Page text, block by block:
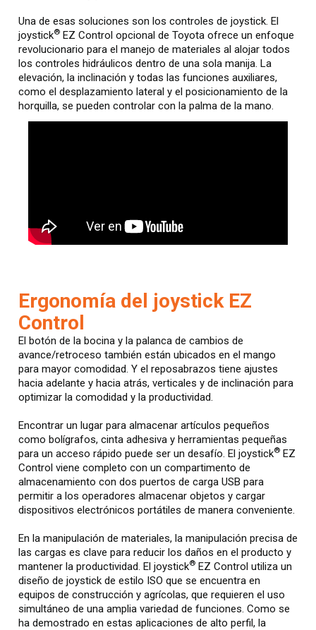
Una de esas soluciones son los controles de joystick. El
joystick® EZ Control opcional de Toyota ofrece un enfoque
revolucionario para el manejo de materiales al alojar todos
los controles hidráulicos dentro de una sola manija. La
elevación, la inclinación y todas las funciones auxiliares,
como el desplazamiento lateral y el posicionamiento de la
horquilla, se pueden controlar con la palma de la mano.
Ergonomía del joystick EZ
Control
El botón de la bocina y la palanca de cambios de
avance/retroceso también están ubicados en el mango
para mayor comodidad. Y el reposabrazos tiene ajustes
hacia adelante y hacia atrás, verticales y de inclinación para
optimizar la comodidad y la productividad.
Encontrar un lugar para almacenar artículos pequeños
como bolígrafos, cinta adhesiva y herramientas pequeñas
para un acceso rápido puede ser un desafío. El joystick® EZ
Control viene completo con un compartimento de
almacenamiento con dos puertos de carga USB para
permitir a los operadores almacenar objetos y cargar
dispositivos electrónicos portátiles de manera conveniente.
En la manipulación de materiales, la manipulación precisa de
las cargas es clave para reducir los daños en el producto y
mantener la productividad. El joystick® EZ Control utiliza un
diseño de joystick de estilo ISO que se encuentra en
equipos de construcción y agrícolas, que requieren el uso
simultáneo de una amplia variedad de funciones. Como se
ha demostrado en estas aplicaciones de alto perfil, la